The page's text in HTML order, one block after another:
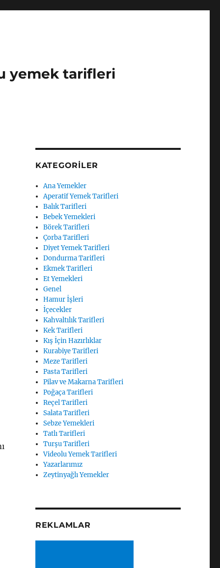
yemek tarifleri
KATEGORILER
Ana Yemekler
Aperatif Yemek Tarifleri
Balık Tarifleri
Bebek Yemekleri
Börek Tarifleri
Çorba Tarifleri
Diyet Yemek Tarifleri
Dondurma Tarifleri
Ekmek Tarifleri
Et Yemekleri
Genel
Hamur İşleri
İçecekler
Kahvaltılık Tarifleri
Kek Tarifleri
Kış İçin Hazırlıklar
Kurabiye Tarifleri
Meze Tarifleri
Pasta Tarifleri
Pilav ve Makarna Tarifleri
Poğaça Tarifleri
Reçel Tarifleri
Salata Tarifleri
Sebze Yemekleri
Tatlı Tarifleri
Turşu Tarifleri
Videolu Yemek Tarifleri
Yazarlarımız
Zeytinyağlı Yemekler
REKLAMLAR